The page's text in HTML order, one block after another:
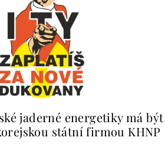
jaderné energetiky má být
státní firmou KHNP